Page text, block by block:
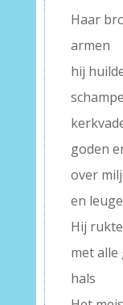
Haar
armen
hij
goden
over
en
Hij
met alle
hals